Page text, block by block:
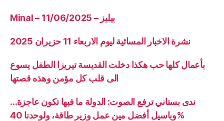
Minal – 11/06/2025 – بيليز
نشرة الاخبار المسائية ليوم الاربعاء 11 حزيران 2025
بأعمال كلها حب هكذا دخلت القديسة تيريزا الطفل يسوع
الى قلب كل مؤمن وهذه قصتها
ندى بستاني ترفع الصوت: الدولة ما فيها تكون عاجزة…
وباسيل أفضل مين عمل وزير طاقة، ولوحدنا 40%